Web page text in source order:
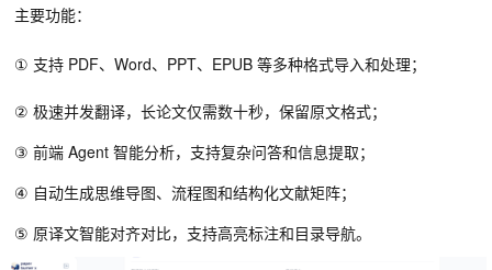
主要功能：
① 支持 PDF、Word、PPT、EPUB 等多种格式导入和处理；
② 极速并发翻译，长论文仅需数十秒，保留原文格式；
③ 前端 Agent 智能分析，支持复杂问答和信息提取；
④ 自动生成思维导图、流程图和结构化文献矩阵；
⑤ 原译文智能对齐对比，支持高亮标注和目录导航。